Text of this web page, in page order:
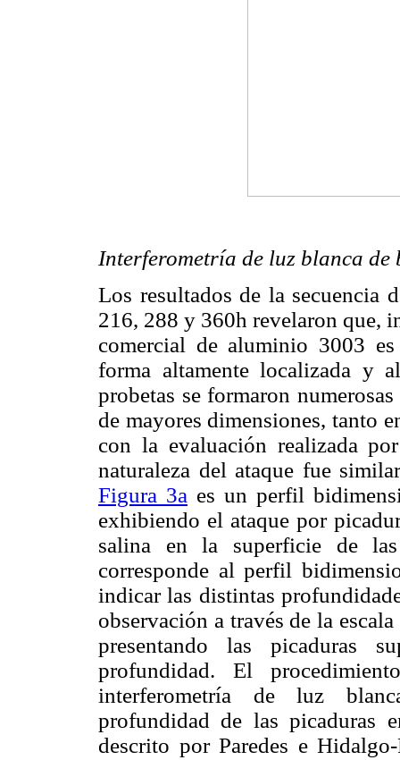
Interferometría de luz blanca
Los resultados de la secuencia
216, 288 y 360h revelaron que,
comercial de aluminio 3003
forma altamente localizada y
probetas se formaron
de mayores dimensiones, tanto
con la evaluación realizada
naturaleza del ataque fue
Figura 3a es un perfil
exhibiendo el ataque por
salina en la superficie de
corresponde al perfil
indicar las distintas
observación a través de la
presentando las picaduras
profundidad. El
interferometría de luz
profundidad de las picaduras
descrito por Paredes e